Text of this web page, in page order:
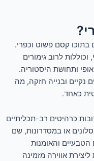
בתוכו קסם פשוט וכפרי.
לרוב גימורים
ותחושת היסטוריה.
נקיים ובנייה חזקה, מה
כאחד.
כרהיטים רב-תכליתיים
או במסדרונות, שם
והאומנות
אווירה מזמינה